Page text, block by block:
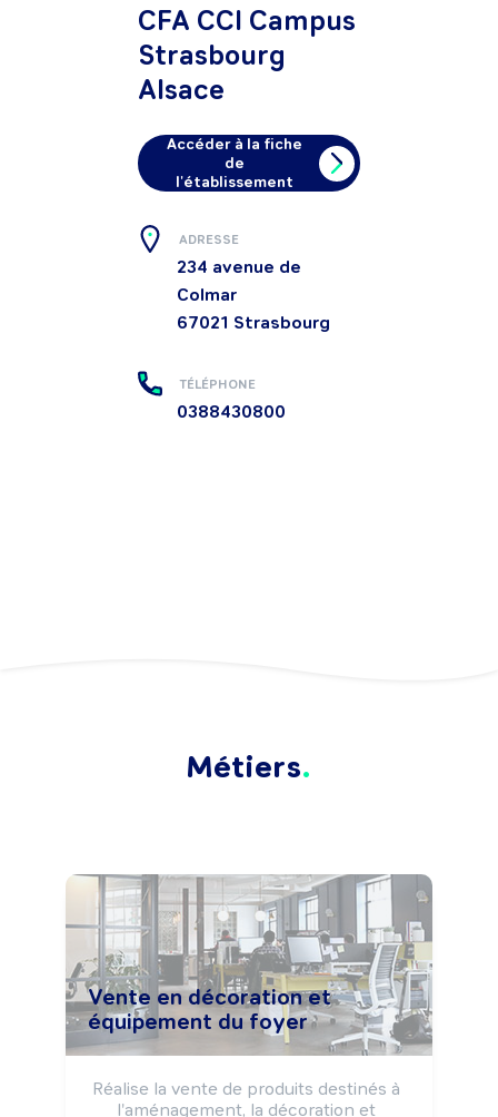
CFA CCI Campus
Strasbourg
Alsace
Accéder à la fiche
de
l'établissement
ADRESSE
234 avenue de
Colmar
67021 Strasbourg
TÉLÉPHONE
0388430800
Métiers
Vente en décoration et
équipement du foyer
Réalise la vente de produits destinés à
l'aménagement, la décoration et